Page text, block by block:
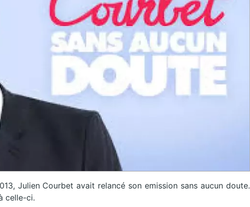
Julien Courbet avait relancé son emission sans aucun doute.
celle-ci.